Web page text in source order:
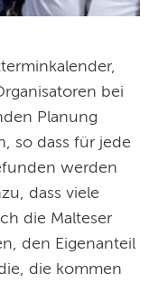
bei
Planung
so dass für jede
werden
dass viele
die Malteser
den Eigenanteil
die kommen